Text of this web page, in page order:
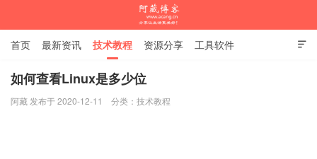

首页 最新资讯 技术教程 资源分享 工具软件
杂谈随笔
如何查看Linux是多少位
阿藏 发布于 2020-12-11 分类： 技术教程